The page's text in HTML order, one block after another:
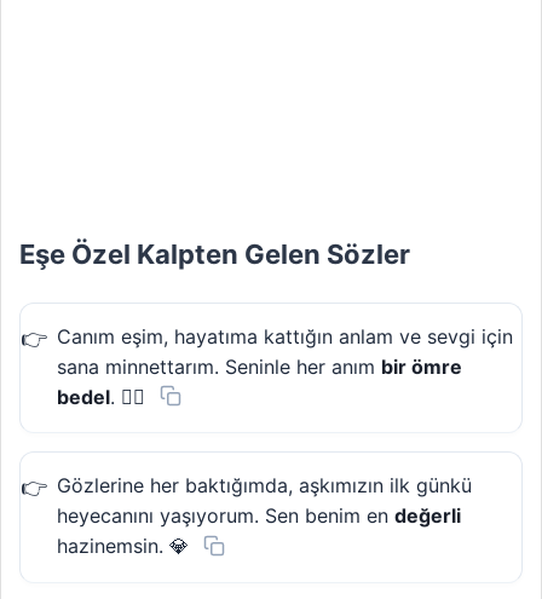
Eşe Özel Kalpten Gelen Sözler
Canım eşim, hayatıma kattığın anlam ve sevgi için
sana minnettarım. Seninle her anım bir ömre
bedel. ❤️‍🔥
Gözlerine her baktığımda, aşkımızın ilk günkü
heyecanını yaşıyorum. Sen benim en değerli
hazinemsin. 💎